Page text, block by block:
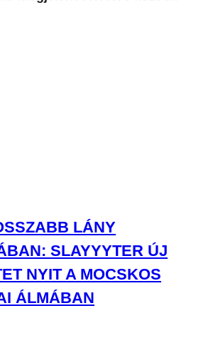
LÁNY
SLAYYYTER ÚJ
NYIT A MOCSKOS
ÁLMÁBAN